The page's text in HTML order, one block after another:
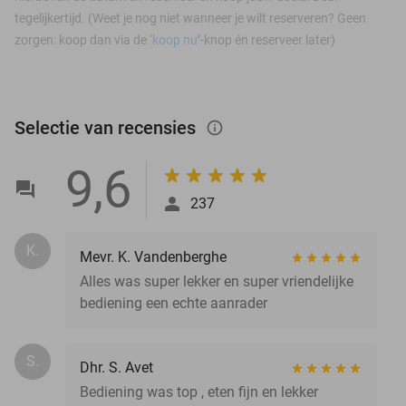
tegelijkertijd. (Weet je nog niet wanneer je wilt reserveren? Geen
zorgen: koop dan via de ‘koop nu’-knop én reserveer later)
Selectie van recensies info_outlined
9,6 237
K.
Mevr. K. Vandenberghe
Alles was super lekker en super vriendelijke
bediening een echte aanrader
S.
Dhr. S. Avet
Bediening was top , eten fijn en lekker